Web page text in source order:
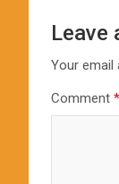
Leave
Your email
Comment *